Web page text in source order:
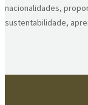
nacionalidades,
sustentabilidade,